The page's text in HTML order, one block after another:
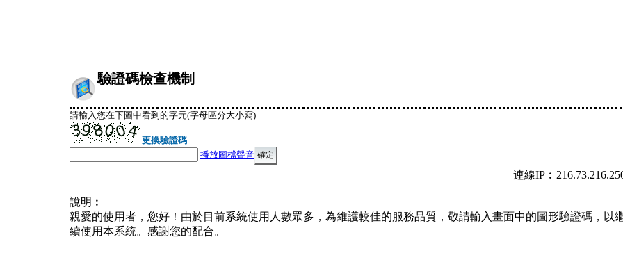
驗證碼檢查機制
請輸入您在下圖中看到的字元(字母區分大小寫)
更換驗證碼
播放圖檔聲音
連線
說明︰
親愛的使用者，您好！由於目前系統使用人數眾多，為維護較佳的服務品質，敬請輸入畫面中的圖形驗證碼，以
續使用本系統。感謝您的配合。